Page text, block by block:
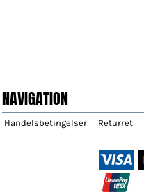
NAVIGATION
Handelsbetingelser Returret